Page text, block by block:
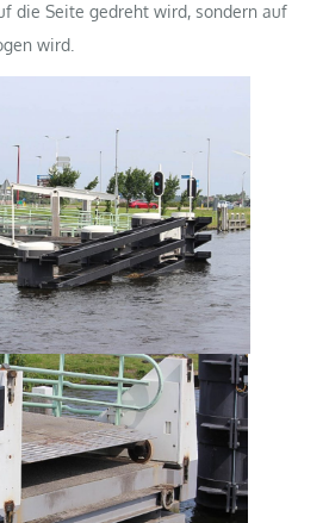
die Seite gedreht wird, sondern auf
wird.